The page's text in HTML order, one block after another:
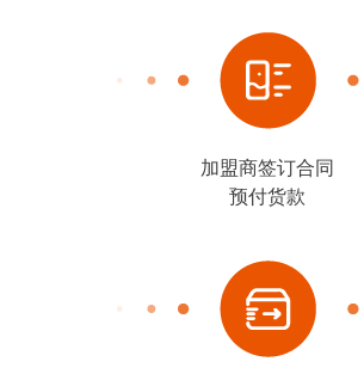
加盟商签订合同
预付货款